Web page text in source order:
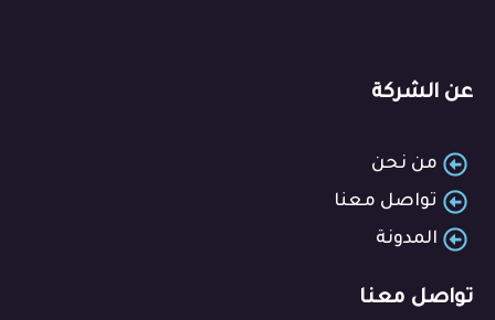
عن الشركة
من نحن
تواصل معنا
المدونة
تواصل معنا